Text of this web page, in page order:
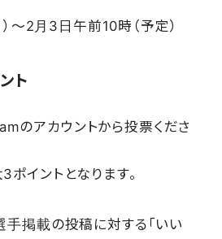
～2月3日午前10時（予定）
ト
のアカウントから投票くださ
イントとなります。
手掲載の投稿に対する「いい